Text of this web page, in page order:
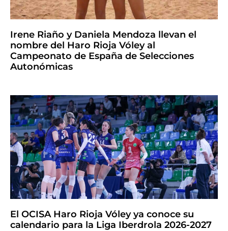
Irene Riaño y Daniela Mendoza llevan el
nombre del Haro Rioja Vóley al
Campeonato de España de Selecciones
Autonómicas
El OCISA Haro Rioja Vóley ya conoce su
calendario para la Liga Iberdrola 2026-2027